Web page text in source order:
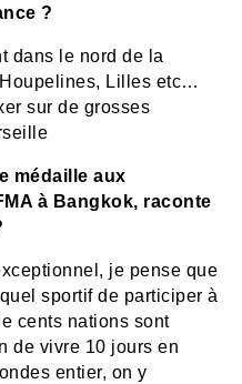
?
dans le nord de la
Lilles etc…
sur de grosses
médaille aux
à Bangkok, raconte
je pense que
sportif de participer à
cents nations sont
de vivre 10 jours en
entier, on y